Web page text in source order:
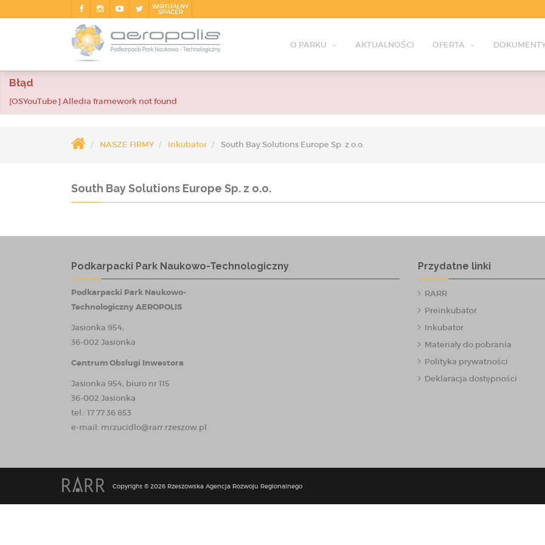
WIRTUALNY
SPACER
O PARKU AKTUALNOŚCI OFERTA
Błąd
[OSYouTube] Alledia framework not found
NASZE FIRMY Inkubator South Bay Solutions Europe Sp. z o.o.
South Bay Solutions Europe Sp. z o.o.
Podkarpacki Park Naukowo-Technologiczny
Podkarpacki Park Naukowo-
Technologiczny AEROPOLIS
Jasionka 954,
36-002 Jasionka
Centrum Obsługi Inwestora
Jasionka 954, biuro nr 115
36-002 Jasionka
tel.: 17 77 36 853
e-mail: mrzucidlo@rarr.rzeszow.pl
Przydatne linki
RARR
Preinkubator
Inkubator
Materiały do pobrania
Polityka prywatności
Deklaracja dostępności
Copyright © 2026 Rzeszowska Agencja Rozwoju Regionalnego